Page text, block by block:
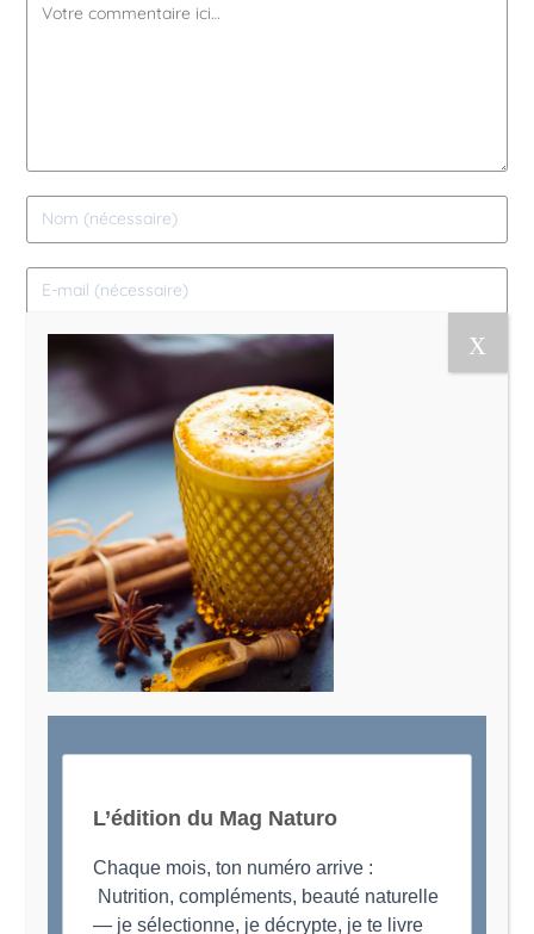
Le Magazine Naturo
Je suis Evy, Naturopathe spécialisée dans
l’accompagnement des femmes en préménopause et
ménopause
L’édition du Mag Naturo
Chaque mois, ton numéro arrive :
Nutrition, compléments, beauté naturelle
— je sélectionne, je décrypte, je te livre